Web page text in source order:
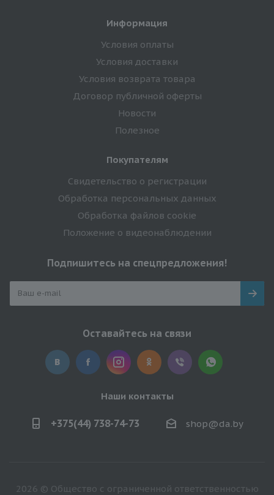
Информация
Условия оплаты
Условия доставки
Условия возврата товара
Договор публичной оферты
Новости
Полезное
Покупателям
Свидетельство о регистрации
Обработка персональных данных
Обработка файлов cookie
Положение о видеонаблюдении
Подпишитесь на спецпредложения!
Оставайтесь на связи
Наши контакты
+375(44) 738-74-73 shop@da.by
2026 © Общество с ограниченной ответственностью